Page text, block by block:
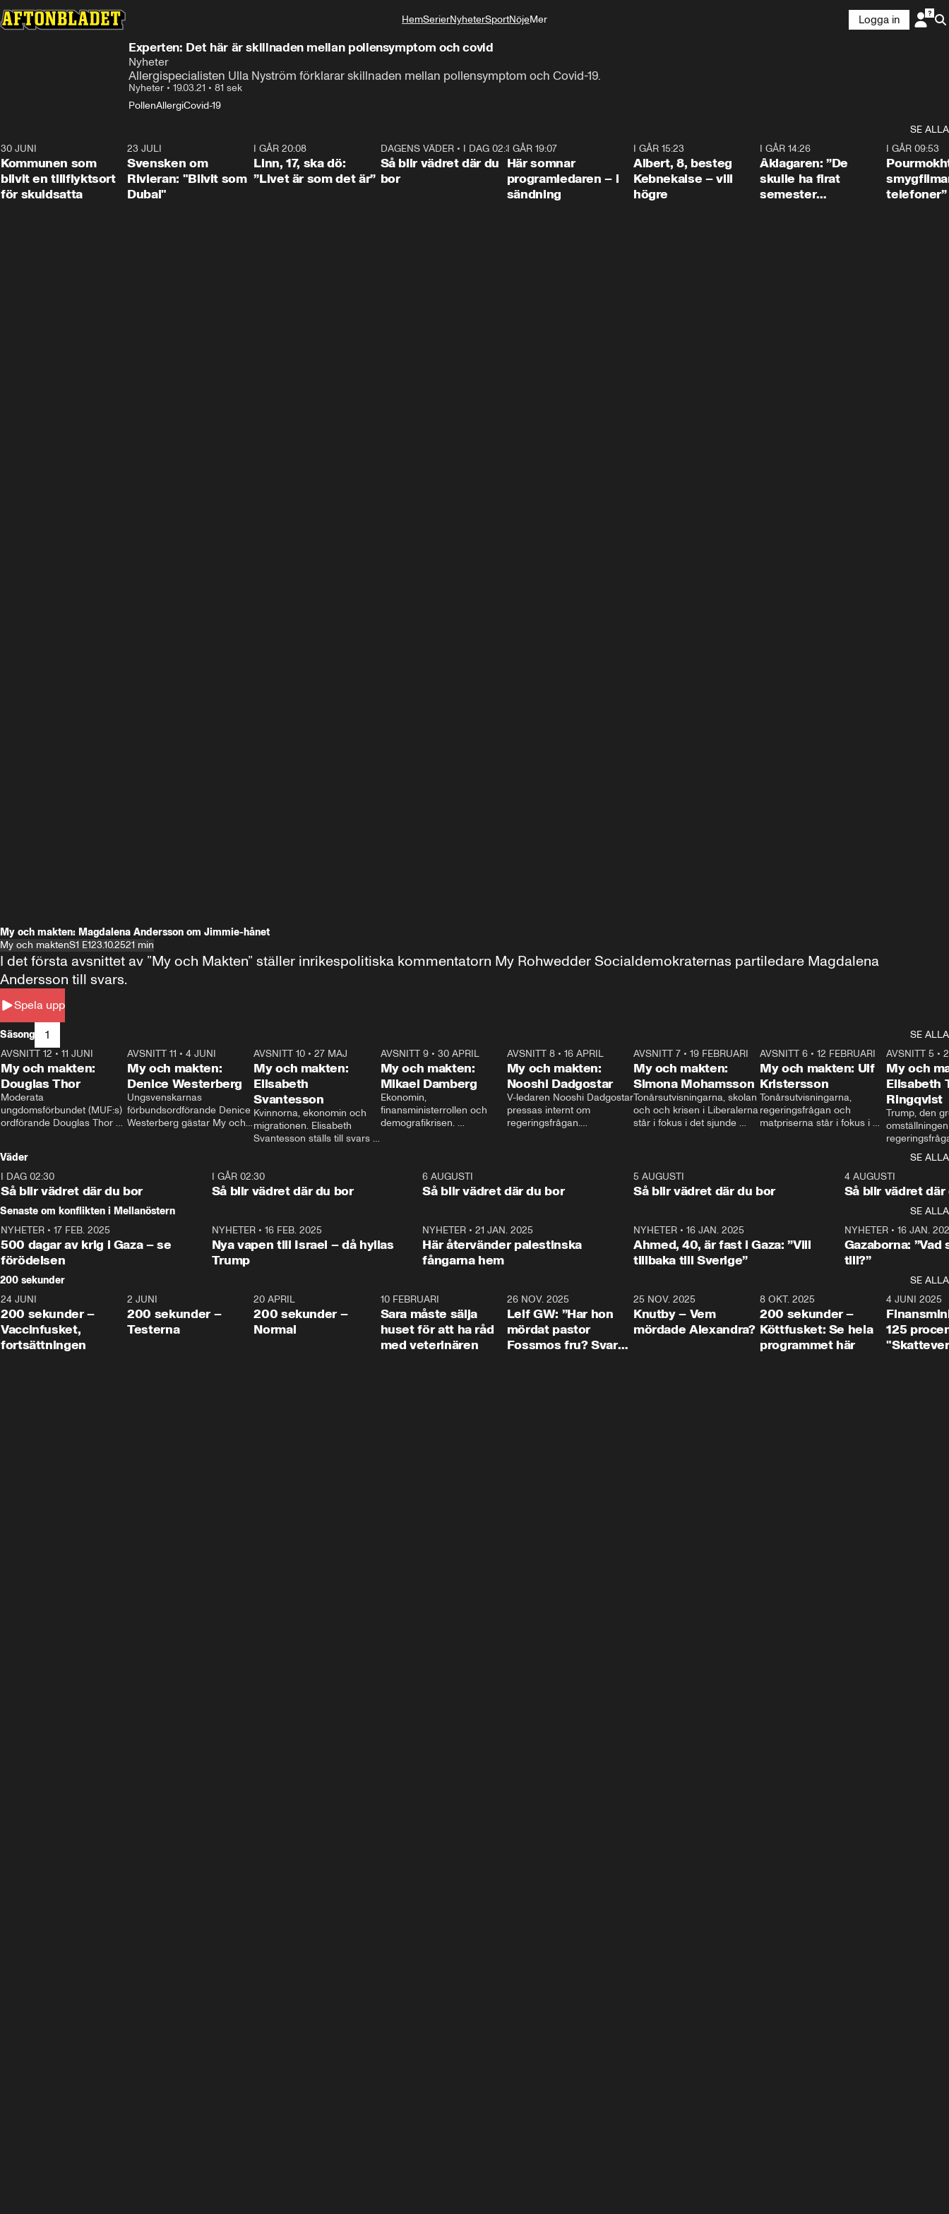
HemSerierNyheterSportNöjeMer
Logga in
Experten: Det här är skillnaden mellan pollensymptom och covid
Nyheter
Allergispecialisten Ulla Nyström förklarar skillnaden mellan pollensymptom och Covid-19.
Nyheter • 19.03.21 • 81 sek
PollenAllergiCovid-19
SE ALLA
1:24
30 JUNI
Kommunen som
blivit en tillflyktsort
för skuldsatta
23 JULI
Svensken om
Rivieran: "Blivit som
Dubai"
I GÅR 20:08
Linn, 17, ska dö:
”Livet är som det är”
1:06
DAGENS VÄDER• I DAG 02:30
Så blir vädret där du
bor
I GÅR 19:07
Här somnar
programledaren – i
sändning
I GÅR 15:23
Albert, 8, besteg
Kebnekaise – vill
högre
I GÅR 14:26
Åklagaren: ”De
skulle ha firat
semester
I GÅR 09:53
telefoner”
My och makten: Magdalena Andersson om Jimmie-hånet
My och maktenS1 E123.10.2521 min
Spela upp
I det första avsnittet av ”My och Makten” ställer inrikespolitiska kommentatorn My Rohwedder Socialdemokraternas partiledare Magdalena
Andersson till svars.
Säsong 1
SE ALLA
26:27
AVSNITT 12 • 11 JUNI
My och makten:
Douglas Thor
Moderata
ungdomsförbundet (MUF:s)
ordförande Douglas Thor
tonårsutvisningarna och hur
Moderaterna ska locka
väljare till valet i höst.
23:40
AVSNITT 11 •4 JUNI
My och makten:
Denice Westerberg
Ungsvenskarnas
förbundsordförande Denice
Westerberg gästar My och
AVSNITT 10 •27 MAJ
My och makten:
Elisabeth
Svantesson
Kvinnorna, ekonomin och
migrationen. Elisabeth
Svantesson ställs till svars
AVSNITT 9• 30 APRIL
My och makten:
Mikael Damberg
Ekonomin,
finansministerrollen och
demografikrisen.
och Makten.
AVSNITT 8• 16 APRIL
My och makten:
Nooshi Dadgostar
V-ledaren Nooshi Dadgostar
pressas internt om
regeringsfrågan.
– Vi ställer upp i val. Ska vi
vara med så sitter vi förstås
24:30
AVSNITT 7• 19 FEBRUARI
My och makten:
Simona Mohamsson
Tonårsutvisningarna, skolan
och och krisen i Liberalerna
står i fokus i det sjunde
kommentator My
Rohwedder ställer
utbildnings- och
Mohamsson till svars.
27:30
AVSNITT 6 •12 FEBRUARI
My och makten: Ulf
Kristersson
Tonårsutvisningarna,
regeringsfrågan och
matpriserna står i fokus i
Rohwedder ställer
statsminister Ulf Kristersson
AVSNITT 5 •
My och
Elisabeth
Ringqvist
Trump, den
centrum i
avsnittet av
Makten”. Se
Aftonbladets
Rohwedder
Thand Ring
Väder
SE ALLA
I DAG 02:30
Så blir vädret där du bor
1:06
I GÅR 02:30
Så blir vädret där du bor
6 AUGUSTI
Så blir vädret där du bor
5 AUGUSTI
Så blir vädret där du bor
4 AUGUSTI
Så blir vädret där
Senaste om konflikten i Mellanöstern
SE ALLA
NYHETER • 17 FEB. 2025
500 dagar av krig i Gaza – se
förödelsen
NYHETER• 16 FEB. 2025
Nya vapen till Israel – då hyllas
Trump
NYHETER •21 JAN. 2025
Här återvänder palestinska
fångarna hem
NYHETER• 16 JAN. 2025
Ahmed, 40, är fast i Gaza: ”Vill
tillbaka till Sverige”
NYHETER• 16 JAN.
Gazaborna:
till?”
200 sekunder
SE ALLA
5:00
24 JUNI
200 sekunder –
Vaccinfusket,
fortsättningen
4:23
2 JUNI
200 sekunder –
Testerna
20 APRIL
200 sekunder –
Normal
10 FEBRUARI
Sara måste sälja
huset för att ha råd
med veterinären
26 NOV. 2025
Leif GW: ”Har hon
mördat pastor
Fossmos fru? Svar
31:05
25 NOV. 2025
Knutby – Vem
mördade Alexandra?
4:29
8 OKT. 2025
200 sekunder –
Köttfusket: Se hela
programmet här
4 JUNI 2025
125